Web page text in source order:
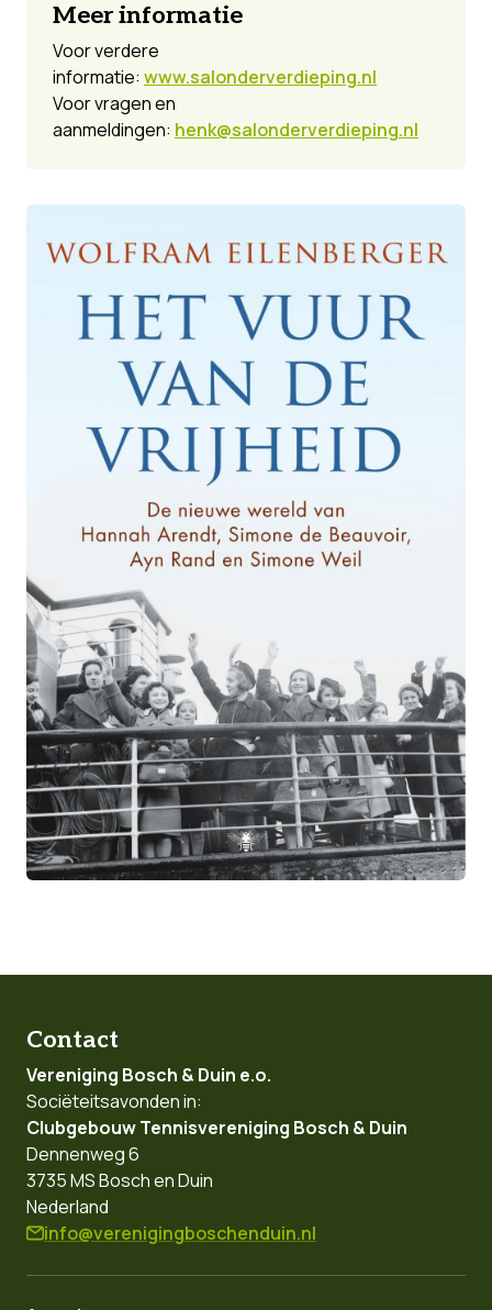
Meer informatie
Voor verdere
informatie: www.salonderverdieping.nl
Voor vragen en
aanmeldingen: henk@salonderverdieping.nl
Contact
Vereniging Bosch & Duin e.o.
Sociëteitsavonden in:
Clubgebouw Tennisvereniging Bosch & Duin
Dennenweg 6
3735 MSBosch en Duin
Nederland
info@verenigingboschenduin.nl